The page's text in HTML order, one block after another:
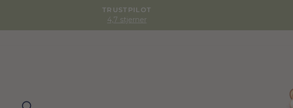
TRUSTPILOT
4,7 stjerner